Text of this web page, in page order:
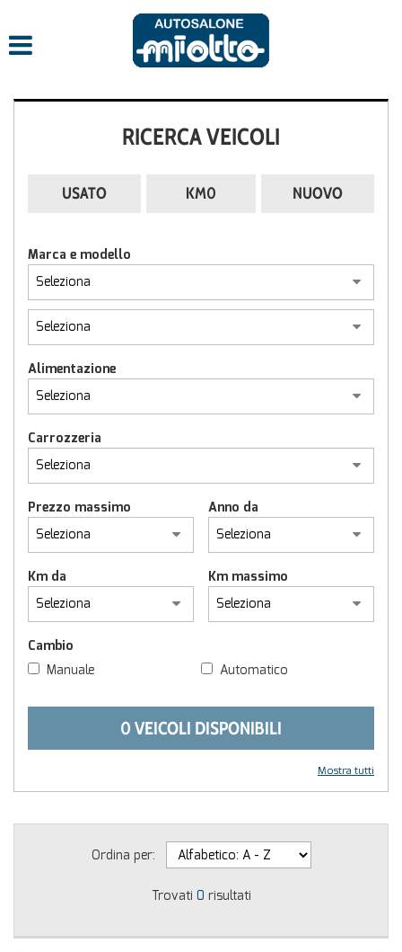
RICERCA VEICOLI
USATO KM0 NUOVO
Marca e modello
Alimentazione
Carrozzeria
Prezzo massimo Anno da
Km da Km massimo
Cambio
Manuale
Automatico
0 VEICOLI DISPONIBILI
Mostra tutti
Ordina per:
Trovati 0 risultati